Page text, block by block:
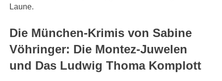
Laune.
Die München-Krimis von Sabine
Vöhringer: Die Montez-Juwelen
und Das Ludwig Thoma Komplott